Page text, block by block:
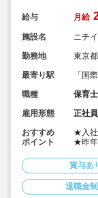
給与 月給
施設名
ニチ
勤務地
東京
最寄り駅
「国
職種
保育士
雇用形態
正社
おすすめ
ポイント
★入社
★昨年
25万
★系列
え・
★お休
賞与あ
退職金